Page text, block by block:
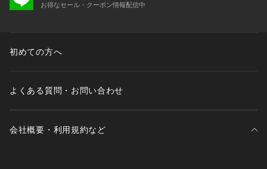
※この商品は、素材の特性上、洗濯の際に多少の縮みが生じる
※その他お取り扱いに関しましては、商品に付属のアテンショ
ンタグをご覧ください。
再入荷やラスト1点のお知らせ、セール情報などお知らせを受
★ブランドのお気に入り登録
お得なセール・クーポン情報配信中
初めての方へ
よくある質問・お問い合わせ
会社概要・利用規約など